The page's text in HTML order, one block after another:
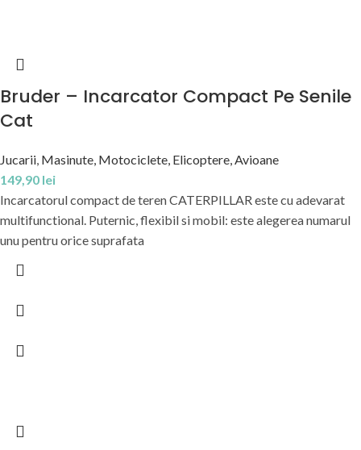
Bruder – Incarcator Compact Pe Senile
Cat
Jucarii, Masinute, Motociclete, Elicoptere, Avioane
149,90 lei
Incarcatorul compact de teren CATERPILLAR este cu adevarat
multifunctional. Puternic, flexibil si mobil: este alegerea numarul
unu pentru orice suprafata